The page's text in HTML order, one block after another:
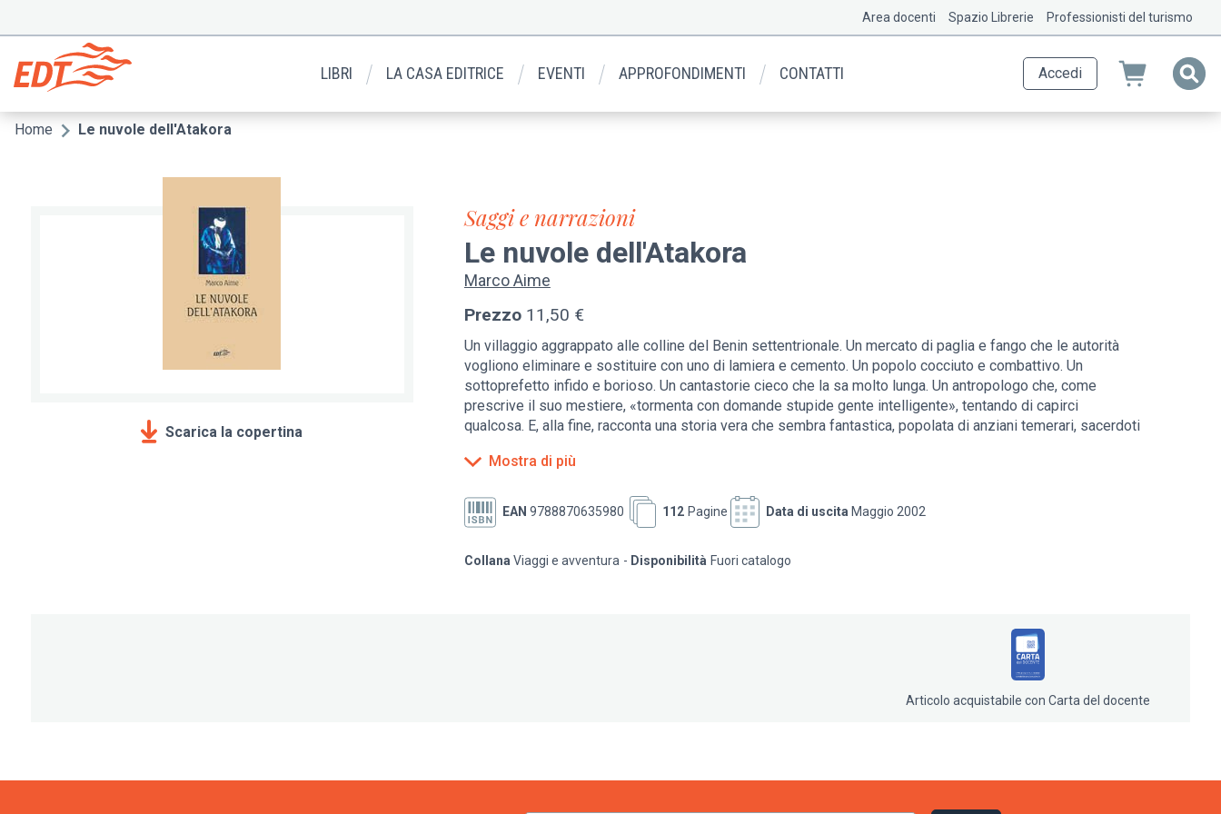
contenuto
principale
Menu
secondario
Area docenti Spazio Librerie Professionisti del turismo
LIBRI LA CASA EDITRICE EVENTI APPROFONDIMENTI CONTATTI Accedi
Briciole
Home Le nuvole dell'Atakora
Scarica la copertina
Saggi e narrazioni
Le nuvole dell'Atakora
Marco Aime
Prezzo 11,50 €
Un villaggio aggrappato alle colline del Benin settentrionale. Un mercato di paglia e fango che le autorità
vogliono eliminare e sostituire con uno di lamiera e cemento. Un popolo cocciuto e combattivo. Un
sottoprefetto infido e borioso. Un cantastorie cieco che la sa molto lunga. Un antropologo che, come
prescrive il suo mestiere, «tormenta con domande stupide gente intelligente», tentando di capirci
qualcosa. E, alla fine, racconta una storia vera che sembra fantastica, popolata di anziani temerari, sacerdoti
piccolo mercato nello sperduto angolo d'Africa diventa, nell'epoca dei grandi mercati globali, una moderna
e delle proprie tradizioni.
Mostra di più
EAN 9788870635980 Pagine
112 Data di uscita Maggio 2002
Collana Viaggi e avventura Disponibilità Fuori catalogo
Articolo acquistabile con Carta del docente